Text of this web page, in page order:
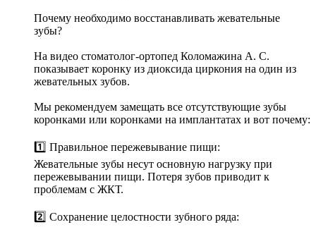
Почему необходимо восстанавливать жевательные
зубы?
На видео стоматолог-ортопед Коломажина А. С.
показывает коронку из диоксида циркония на один из
жевательных зубов.
Мы рекомендуем замещать все отсутствующие зубы
коронками или коронками на имплантатах и вот почему:
1️⃣ Правильное пережевывание пищи:
Жевательные зубы несут основную нагрузку при
пережевывании пищи. Потеря зубов приводит к
проблемам с ЖКТ.
2️⃣ Сохранение целостности зубного ряда: